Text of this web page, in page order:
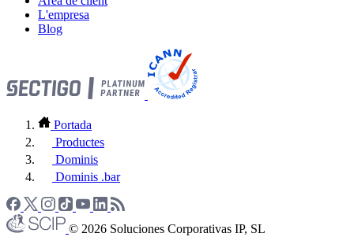
L'empresa
Blog
Portada
Productes
Dominis
Dominis .bar
© 2026 Soluciones Corporativas IP, SL